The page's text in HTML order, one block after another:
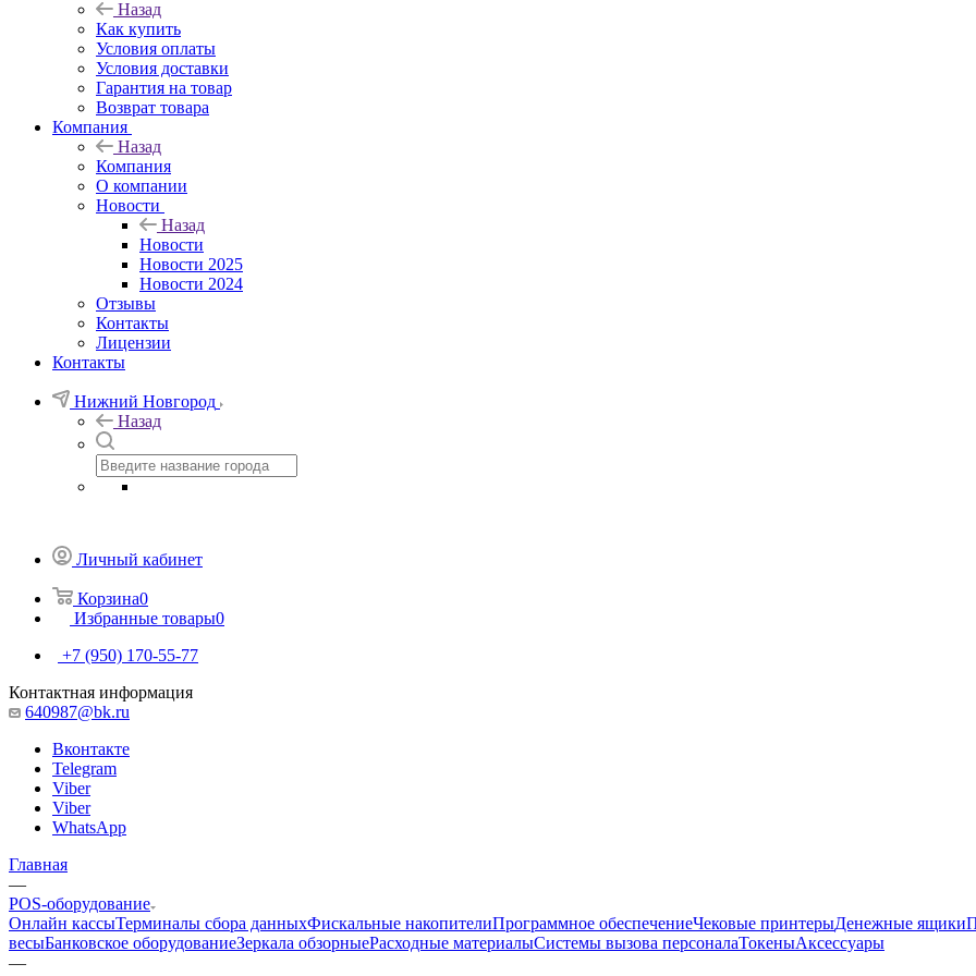
Назад
Как купить
Условия оплаты
Условия доставки
Гарантия на товар
Возврат товара
Компания
Назад
Компания
О компании
Новости
Назад
Новости
Новости 2025
Новости 2024
Отзывы
Контакты
Лицензии
Контакты
Нижний Новгород
Назад
Личный кабинет
Корзина0
Избранные товары0
+7 (950) 170-55-77
Контактная информация
640987@bk.ru
Вконтакте
Telegram
Viber
Viber
WhatsApp
Главная
—
POS-оборудование
Онлайн кассыТерминалы сбора данныхФискальные накопителиПрограммное обеспечениеЧековые принтерыДенежные ящики
весыБанковское оборудованиеЗеркала обзорныеРасходные материалыСистемы вызова персоналаТокеныАксессуары
—